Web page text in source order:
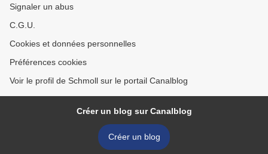
Signaler un abus
C.G.U.
Cookies et données personnelles
Préférences cookies
Voir le profil de Schmoll sur le portail Canalblog
Créer un blog sur Canalblog
Créer un blog